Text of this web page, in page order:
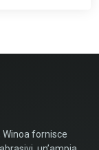
fornisce